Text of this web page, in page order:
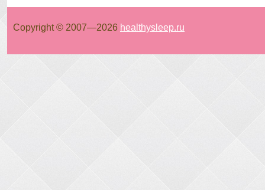
Copyright © 2007—2026 healthysleep.ru